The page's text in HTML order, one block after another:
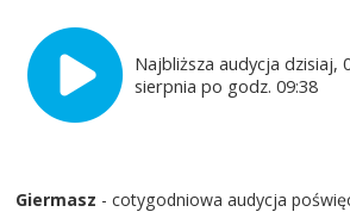
Najbliższa audycja dzisiaj,
sierpnia po godz. 09:38
Giermasz - cotygodniowa audycja